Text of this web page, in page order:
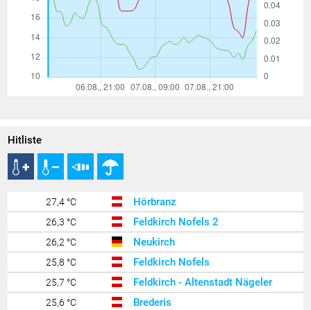
Hitliste
27,4 °C Hörbranz
26,3 °C Feldkirch Nofels 2
26,2 °C Neukirch
25,8 °C Feldkirch Nofels
25,7 °C Feldkirch - Altenstadt Nägeler
25,6 °C Brederis